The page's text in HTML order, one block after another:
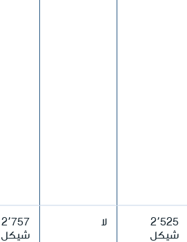
2٬525
شيكل
لا
2٬757
شيكل